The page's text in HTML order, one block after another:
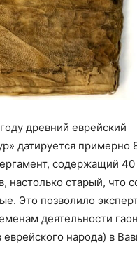
древний еврейский
датируется примерно
содержащий 40
настолько старый, что
Это позволило
деятельности
народа) в